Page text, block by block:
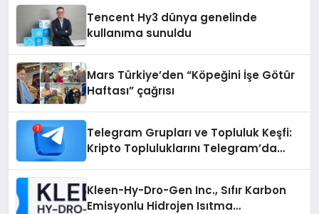
Tencent Hy3 dünya genelinde
kullanıma sunuldu
Mars Türkiye’den “Köpeğini İşe Götür
Haftası” çağrısı
Telegram Grupları ve Topluluk Keşfi:
Kripto Topluluklarını Telegram’da
Kleen-Hy-Dro-Gen Inc., Sıfır Karbon
Emisyonlu Hidrojen Isıtma